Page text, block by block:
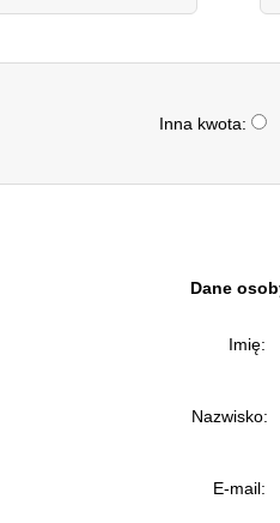
Inna kwota:
Dane
Imię:
Nazwisko:
E-mail: